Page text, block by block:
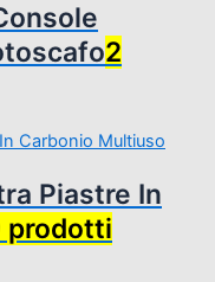
2
Piastre In
prodotti